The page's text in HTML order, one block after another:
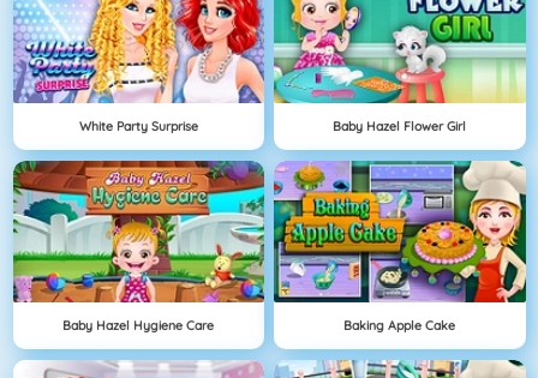
White Party Surprise Baby Hazel Flower Girl
Baby Hazel Hygiene Care Baking Apple Cake